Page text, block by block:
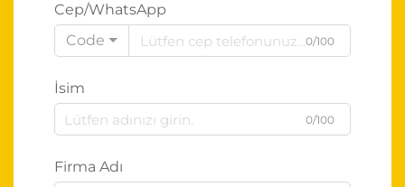
Cep/WhatsApp
Code
0/100
İsim
0/100
Firma Adı